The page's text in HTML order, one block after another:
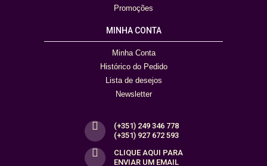
Promoções
MINHA CONTA
Minha Conta
Histórico do Pedido
Lista de desejos
Newsletter
(+351) 249 346 778
(+351) 927 672 593
CLIQUE AQUI PARA
ENVIAR UM EMAIL